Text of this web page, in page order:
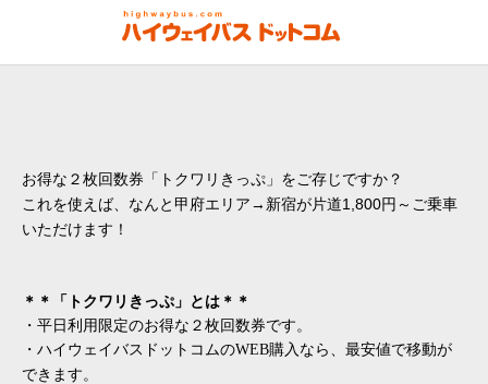
お得な２枚回数券 「トクワリきっぷ」をご存じですか？
これを使えば、なんと甲府エリア→新宿が片道1,800円～ご乗車
いただけます！
＊＊「トクワリきっぷ」とは＊＊
・平日利用限定のお得な２枚回数券です。
・ハイウェイバスドットコムのWEB購入なら、最安値で移動が
できます。